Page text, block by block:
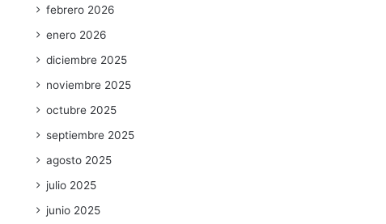
febrero 2026
enero 2026
diciembre 2025
noviembre 2025
octubre 2025
septiembre 2025
agosto 2025
julio 2025
junio 2025